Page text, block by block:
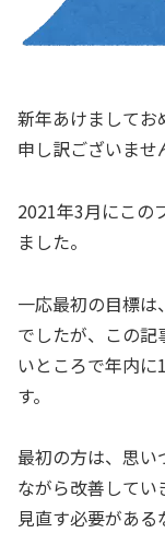
新年あけましてお
申し訳ございませ
2021年3月にこの
ました。
一応最初の目標
でしたが、この
いところで年内
す。
最初の方は、思い
ながら改善してい
見直す必要がある